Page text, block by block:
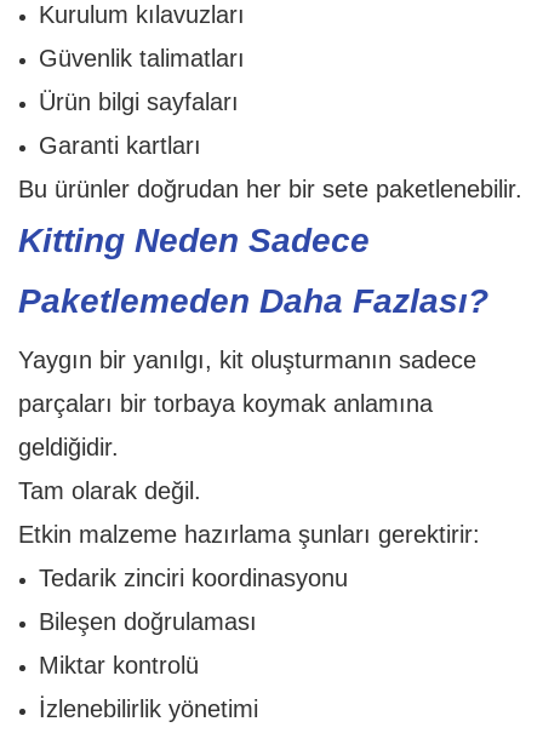
Kurulum kılavuzları
Güvenlik talimatları
Ürün bilgi sayfaları
Garanti kartları
Bu ürünler doğrudan her bir sete paketlenebilir.
Kitting Neden Sadece
Paketlemeden Daha Fazlası?
Yaygın bir yanılgı, kit oluşturmanın sadece
parçaları bir torbaya koymak anlamına
geldiğidir.
Tam olarak değil.
Etkin malzeme hazırlama şunları gerektirir:
Tedarik zinciri koordinasyonu
Bileşen doğrulaması
Miktar kontrolü
İzlenebilirlik yönetimi